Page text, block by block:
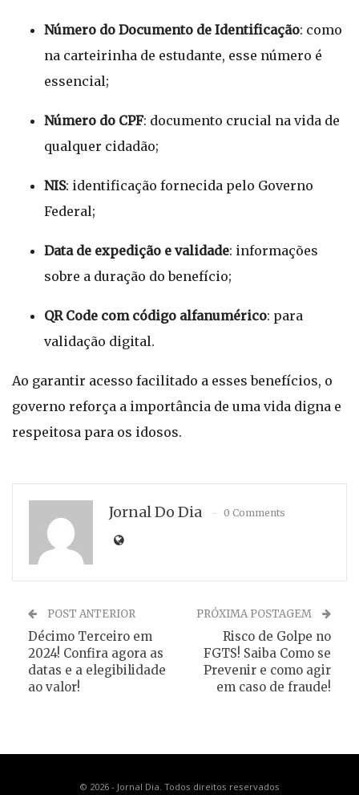
Número do Documento de Identificação: como
na carteirinha de estudante, esse número é
essencial;
Número do CPF: documento crucial na vida de
qualquer cidadão;
NIS: identificação fornecida pelo Governo
Federal;
Data de expedição e validade: informações
sobre a duração do benefício;
QR Code com código alfanumérico: para
validação digital.
Ao garantir acesso facilitado a esses benefícios, o
governo reforça a importância de uma vida digna e
respeitosa para os idosos.
Jornal Do Dia 0 Comments
POST ANTERIOR
Décimo Terceiro em
2024! Confira agora as
datas e a elegibilidade
ao valor!
PRÓXIMA POSTAGEM
Risco de Golpe no
FGTS! Saiba Como se
Prevenir e como agir
em caso de fraude!
© 2026 - Jornal Dia. Todos direitos reservados